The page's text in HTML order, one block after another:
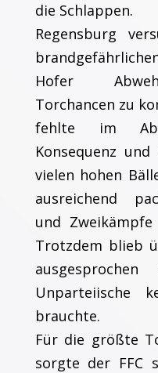
die Schlappen.
Regensburg
Hofer
Torchancen zu
fehlte im
Konsequenz
vielen hohen
ausreichend
und
Trotzdem blieb
Unparteiische
brauchte.
Für die größte
sorgte der FFC